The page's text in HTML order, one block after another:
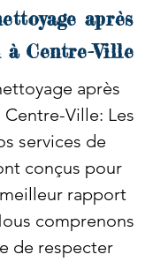
après
à Centre-Ville
après
Ville: Les
services de
conçus pour
rapport
comprenons
de respecter